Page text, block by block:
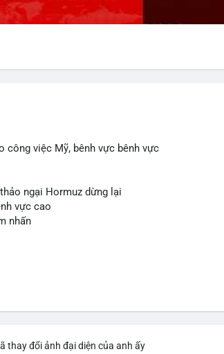
công việc Mỹ, bênh vực bênh vực
ngại Hormuz dừng lại
vực cao
nhấn
thay đổi ảnh đại diện của anh ấy